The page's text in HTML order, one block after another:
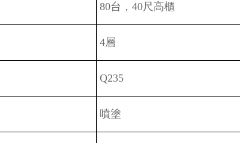
80台，40尺高櫃
4層
Q235
噴塗